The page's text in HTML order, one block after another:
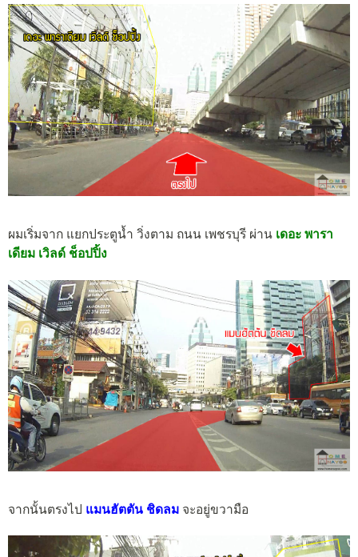
ผมเริ่มจาก แยกประตูน้ำ วิ่งตาม ถนน เพชรบุรี ผ่าน เดอะ พารา
เดียม เวิลด์ ช็อปปิ้ง
จากนั้นตรงไป แมนฮัตตัน ชิดลม จะอยู่ขวามือ